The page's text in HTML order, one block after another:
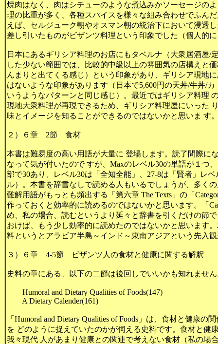
焼肉はなく、肉はシチューのような煮込みかソーセージの
理の比重が多く、各種スパイスを様々な組み合わせでふん
えば、セルジューク朝やオスマン朝の統治下において浸透
差し引いたものがビザンツ料理という印象でした（個人的
日本にあるギリシア料理のお店にもタベルナ（大衆居酒屋/
した少ない範囲では、比較的中級以上の雰囲気の店構えと
んまりと出てくる感じ）という印象があり、ギリシア現地
はないような印象があります（日本で5,600円の天丼/牛丼/
いうようなパターンと同じ感じ）。最近ではギリシア料理
現地大衆料理が再現できるため、ギリシア料理屋にいった
味とイメージを知ることができるのではないかと思いま す
２）６章 2節 食材
本書は難易度の高い用語が大量に 登場します。読了間際に
なって気が付いたので すが、Maxのレベル30の単語が１つ
部で30あり、レベル30は「全知全能」、27-8は「賢者」レ
ル）。本書を辞書なしで読める人もいるでしょうが、多く
難解用語がもっとも頻出する「 第六章 The Texts」の「
作っておくと効率的に読めるのではないかと思います。「
め、私の場合、読むというより延々と辞書を引くだけの節
おけば、もう少し効率的に読めたのではないかと思います
料というとアラビア半島～インド～東南アジアという先入
３）６章 4-5節 ビザンツ人の食材と健康に関する解釈
史料の章にある、以下の二節は後回しでいいかも知れませ
Humoral and Dietary Qualities of Foods(147)
A Dietary Calender(161)
「Humoral and Dietary Qualities of Foods 」は、食材と健康の
を どのように捉えていたのかが伺える史料です。食材と健
我々現代 人があまり健康との関連で考えない食材（私の場